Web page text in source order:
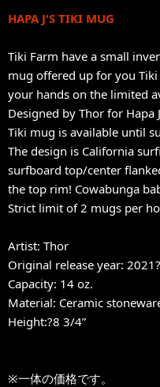
HAPA J'S TIKI MUG
Tiki Farm have a small
mug offered up for you
your hands on the limited
Designed by Thor for Hapa
Tiki mug is available until
The design is California
surfboard top/center
the top rim! Cowabunga
Strict limit of 2 mugs per
Artist: Thor
Original release year: 2021?
Capacity: 14 oz.
Material: Ceramic
Height:?8 3/4”
※一体の価格です。